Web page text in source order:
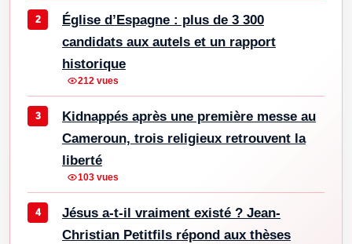
Église d’Espagne : plus de 3 300
candidats aux autels et un rapport
historique
212 vues
Kidnappés après une première messe au
Cameroun, trois religieux retrouvent la
liberté
103 vues
Jésus a-t-il vraiment existé ? Jean-
Christian Petitfils répond aux thèses